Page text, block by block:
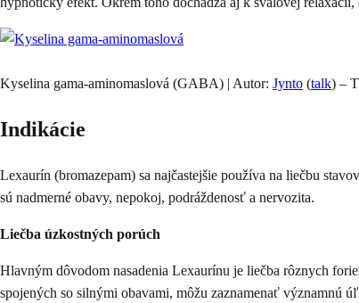
Kyselina gama-aminomaslová (GABA) | Autor: Jynto (talk) –
Indikácie
Lexaurín (bromazepam) sa najčastejšie používa na liečbu
sú nadmerné obavy, nepokoj, podráždenosť a nervozita.
Liečba úzkostných porúch
Hlavným dôvodom nasadenia Lexaurínu je liečba rôznych
spojených so silnými obavami, môžu zaznamenať významnú